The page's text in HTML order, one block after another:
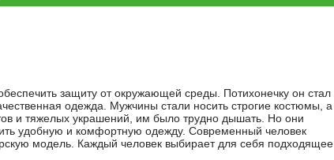
защиту от окружающей среды. Потихонечку он стал
одежда. Мужчины стали носить строгие костюмы, а
и тяжелых украшений, им было трудно дышать. Но они
удобную и комфортную одежду. Современный человек
модель. Каждый человек выбирает для себя подходящее